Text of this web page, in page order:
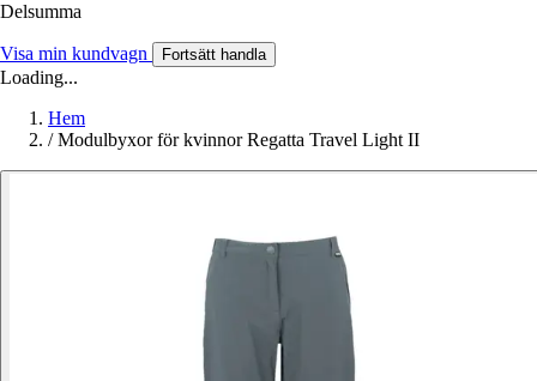
Delsumma
Visa min kundvagn Fortsätt handla
Loading...
Hem
/ Modulbyxor för kvinnor Regatta Travel Light II